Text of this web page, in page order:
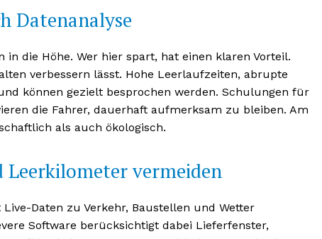
Inhalte
Datenanalyse
die Höhe. Wer hier spart, hat einen klaren Vorteil.
verbessern lässt. Hohe Leerlaufzeiten, abrupte
können gezielt besprochen werden. Schulungen für
die Fahrer, dauerhaft aufmerksam zu bleiben. Am
als auch ökologisch.
vermeiden
Daten zu Verkehr, Baustellen und Wetter
Software berücksichtigt dabei Lieferfenster,